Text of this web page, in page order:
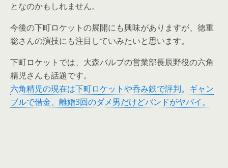
となのかもしれません。
今後の下町ロケットの展開にも興味がありますが、徳重
聡さんの演技にも注目していみたいと思います。
下町ロケットでは、大森バルブの営業部長辰野役の六角
精児さんも話題です。
六角精児の現在は下町ロケットや呑み鉄で評判。ギャン
ブルで借金、離婚3回のダメ男だけどバンドがヤバイ。